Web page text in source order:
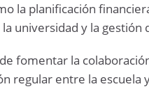
la planificación
universidad y la gestión
fomentar la
regular entre la escuela